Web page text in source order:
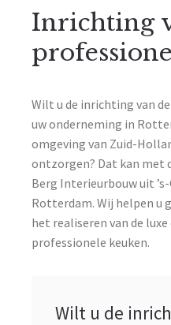
Inrichting
Wilt u de inrichting van
uw onderneming in
omgeving van Zuid-
ontzorgen? Dat kan met
Berg Interieurbouw uit
Rotterdam. Wij helpen u
het realiseren van de
professionele keuken.
Wilt u de